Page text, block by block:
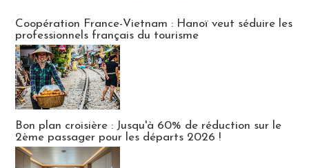
Coopération France-Vietnam : Hanoï veut séduire les
professionnels français du tourisme
Bon plan croisière : Jusqu'à 60% de réduction sur le
2ème passager pour les départs 2026 !